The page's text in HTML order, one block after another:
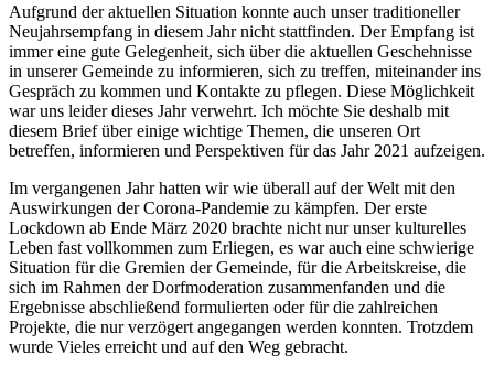
Aufgrund der aktuellen Situation konnte auch unser traditioneller
Neujahrsempfang in diesem Jahr nicht stattfinden. Der Empfang ist
immer eine gute Gelegenheit, sich über die aktuellen Geschehnisse
in unserer Gemeinde zu informieren, sich zu treffen, miteinander ins
Gespräch zu kommen und Kontakte zu pflegen. Diese Möglichkeit
war uns leider dieses Jahr verwehrt. Ich möchte Sie deshalb mit
diesem Brief über einige wichtige Themen, die unseren Ort
betreffen, informieren und Perspektiven für das Jahr 2021 aufzeigen.
Im vergangenen Jahr hatten wir wie überall auf der Welt mit den
Auswirkungen der Corona-Pandemie zu kämpfen. Der erste
Lockdown ab Ende März 2020 brachte nicht nur unser kulturelles
Leben fast vollkommen zum Erliegen, es war auch eine schwierige
Situation für die Gremien der Gemeinde, für die Arbeitskreise, die
sich im Rahmen der Dorfmoderation zusammenfanden und die
Ergebnisse abschließend formulierten oder für die zahlreichen
Projekte, die nur verzögert angegangen werden konnten. Trotzdem
wurde Vieles erreicht und auf den Weg gebracht.